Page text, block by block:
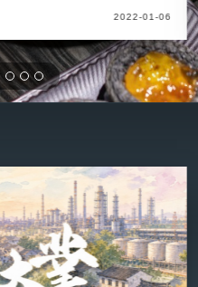
2022-01-06